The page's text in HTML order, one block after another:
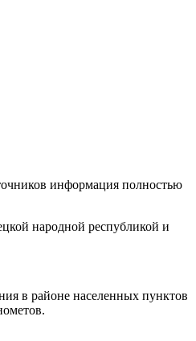
информация полностью
народной республикой и
в районе населенных пунктов